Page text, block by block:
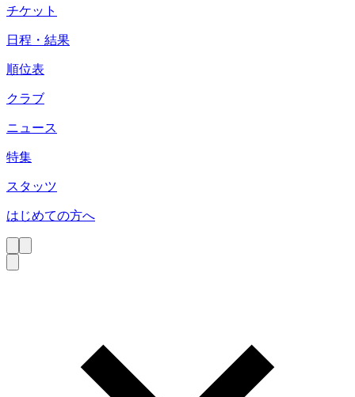
チケット
日程・結果
順位表
クラブ
ニュース
特集
スタッツ
はじめての方へ